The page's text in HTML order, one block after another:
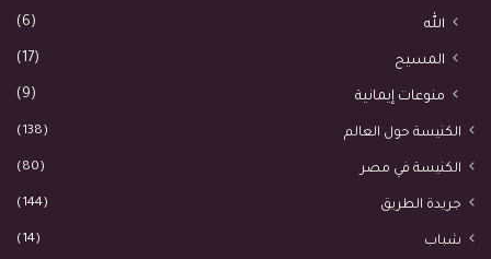
الله (6)
المسيح (17)
منوعات إيمانية (9)
الكنيسة حول العالم (138)
الكنيسة في مصر (80)
جريدة الطريق (144)
شباب (14)